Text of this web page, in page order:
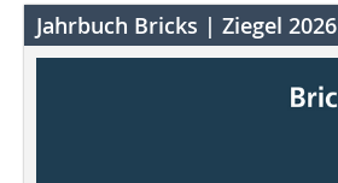
Jahrbuch Bricks | Ziegel 2026